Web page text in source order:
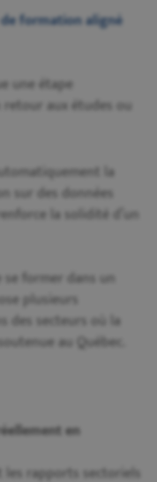
formation aligné
une étape
aux études ou
la
sur des données
la solidité d’un
former dans un
plusieurs
des secteurs où la
au Québec.
en
les rapports sectoriels